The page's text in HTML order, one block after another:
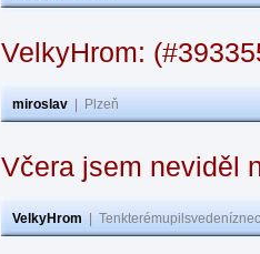
VelkyHrom:
miroslav Plzeň
Včera jsem neviděl
VelkyHrom